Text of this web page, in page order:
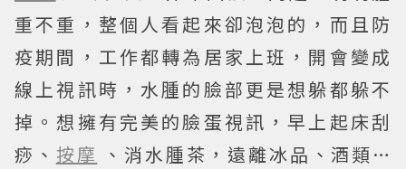
重不重，整個人看起來卻泡泡的，而且防
疫期間，工作都轉為居家上班，開會變成
線上視訊時，水腫的臉部更是想躲都躲不
掉。想擁有完美的臉蛋視訊，早上起床刮
痧、 按摩 、消水腫茶，遠離冰品、酒類…